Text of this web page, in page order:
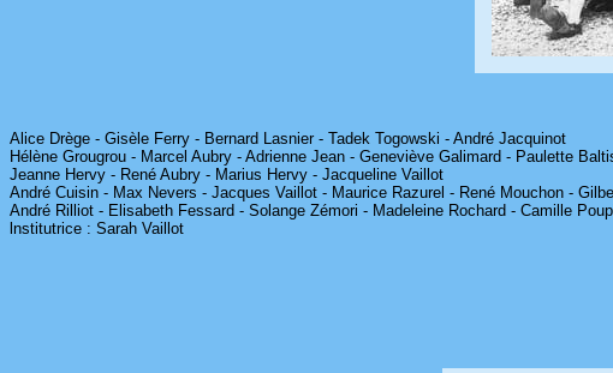
Alice Drège - Gisèle Ferry - Bernard Lasnier - Tadek Togowski - André Jacquinot
Hélène Grougrou - Marcel Aubry - Adrienne Jean - Geneviève Galimard - Paulette
Jeanne Hervy - René Aubry - Marius Hervy - Jacqueline Vaillot
André Cuisin - Max Nevers - Jacques Vaillot - Maurice Razurel - René Mouchon -
André Rilliot - Elisabeth Fessard - Solange Zémori - Madeleine Rochard - Camille
lnstitutrice : Sarah Vaillot